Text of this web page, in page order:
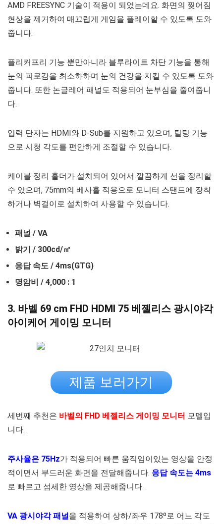
AMD FREESYNC 기술이 적용이 되었는데요. 화면의 찢어짐
현상을 제거하여 매끄럽게 게임을 플레이할 수 있도록 도와
줍니다.
플리커프리 기능 뿐만아니라 블루라이트 차단 기능을 통해
눈의 피로감을 최소하하며 눈의 건강을 지킬 수 있도록 도와
줍니다. 또한 논글레어 패널도 적용되어 눈부심을 줄여줍니
다.
입력 단자는 HDMI와 D-Sub를 지원하고 있으며, 틸팅 기능
으로 시청 각도를 편안하게 조절할 수 있습니다.
케이블 정리 홀더가 설치되어 있어서 깔끔하게 선을 정리할
수 있으며, 75mm의 베사홀 적용으로 모니터 스탠드에 장착
하거나 벽걸이로 설치하여 사용할 수 있습니다.
패널 / VA
밝기 / 300cd/㎡
응답 속도 / 4ms(GTG)
명암비 / 4,000 : 1
3. 바벨 69 cm FHD HDMI 75 베젤리스 광시야각
아이케어 게이밍 모니터
제품 보러가기
세번째 추천은 바벨의 FHD 베젤리스 게이밍 모니터 모델입
니다.
주사율은 75Hz가 적용되어 빠른 움직임이있는 영상을 안정
적이면서 부드러운 화면을 전달해줍니다. 응답 속도는 4ms
로 빠르고 섬세한 영상을 제공해줍니다.
VA 광시야각 패널을 적용하여 상하/좌우 178º로 어느 각도